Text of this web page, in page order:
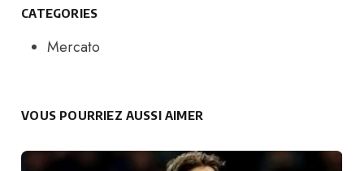
CATEGORIES
Mercato
VOUS POURRIEZ AUSSI AIMER